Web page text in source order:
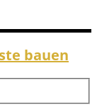
bauen